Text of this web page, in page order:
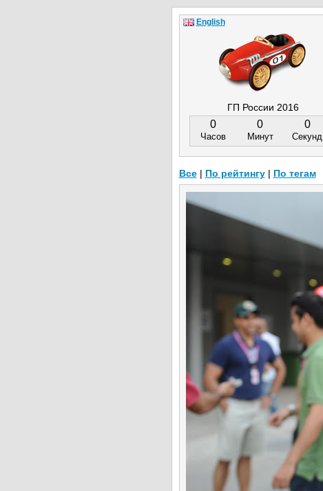
ГП России 2016
0
Часов
0
Минут
0
Секунд
English
Все| По рейтингу| По тегам